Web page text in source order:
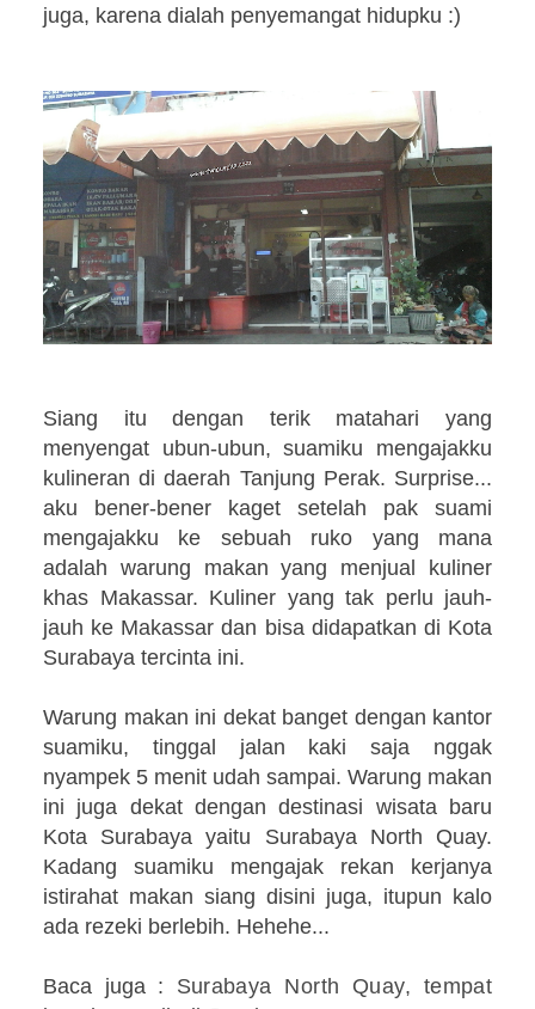
juga, karena dialah penyemangat hidupku :)
Siang itu dengan terik matahari yang
menyengat ubun-ubun, suamiku mengajakku
kulineran di daerah Tanjung Perak. Surprise...
aku bener-bener kaget setelah pak suami
mengajakku ke sebuah ruko yang mana
adalah warung makan yang menjual kuliner
khas Makassar. Kuliner yang tak perlu jauh-
jauh ke Makassar dan bisa didapatkan di Kota
Surabaya tercinta ini.
Warung makan ini dekat banget dengan kantor
suamiku, tinggal jalan kaki saja nggak
nyampek 5 menit udah sampai. Warung makan
ini juga dekat dengan destinasi wisata baru
Kota Surabaya yaitu Surabaya North Quay.
Kadang suamiku mengajak rekan kerjanya
istirahat makan siang disini juga, itupun kalo
ada rezeki berlebih. Hehehe...
Baca juga : Surabaya North Quay, tempat